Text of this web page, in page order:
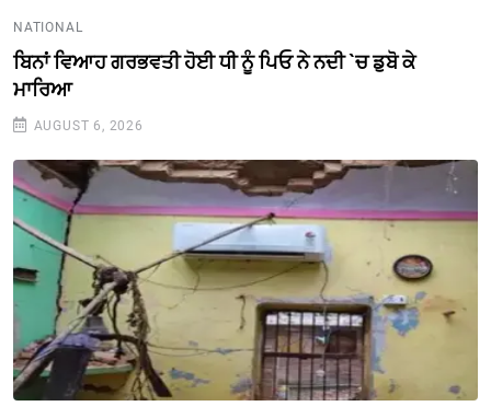
NATIONAL
ਬਿਨਾਂ ਵਿਆਹ ਗਰਭਵਤੀ ਹੋਈ ਧੀ ਨੂੰ ਪਿਓ ਨੇ ਨਦੀ `ਚ ਡੁਬੋ ਕੇ
ਮਾਰਿਆ
AUGUST 6, 2026